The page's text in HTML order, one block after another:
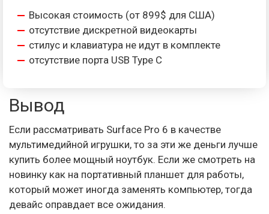
Высокая стоимость (от 899$ для США)
отсутствие дискретной видеокарты
стилус и клавиатура не идут в комплекте
отсутствие порта USB Type C
Вывод
Если рассматривать Surface Pro 6 в качестве
мультимедийной игрушки, то за эти же деньги лучше
купить более мощный ноутбук. Если же смотреть на
новинку как на портативный планшет для работы,
который может иногда заменять компьютер, тогда
девайс оправдает все ожидания.